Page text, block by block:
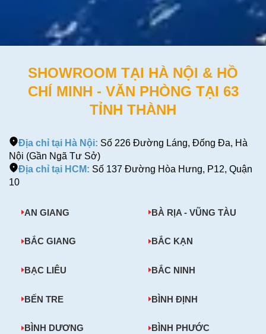
SHOWROOM TẠI HÀ NỘI & HỒ
CHÍ MINH - VĂN PHÒNG TẠI 63
TỈNH THÀNH
Địa chỉ tại Hà Nội: Số 226 Đường Láng, Đống Đa, Hà
Nội (Gần Ngã Tư Sở)
Địa chỉ tại HCM: Số 137 Đường Hòa Hưng, P12, Quận
10
AN GIANG BÀ RỊA - VŨNG TÀU
BẮC GIANG BẮC KẠN
BẠC LIÊU BẮC NINH
BẾN TRE BÌNH ĐỊNH
BÌNH DƯƠNG BÌNH PHƯỚC